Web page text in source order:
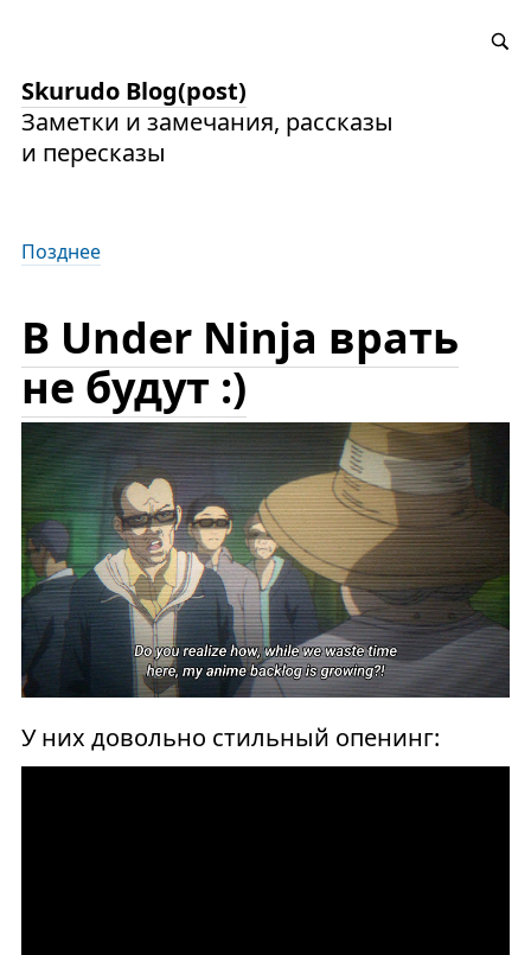
Skurudo Blog(post)
Заметки и замечания, рассказы
и пересказы
Позднее
В Under Ninja врать
не будут :)
У них довольно стильный опенинг: